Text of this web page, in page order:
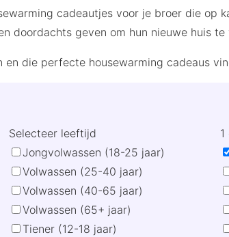
cadeautjes voor je broer die
doordachts geven om hun nieuwe huis te
en die perfecte housewarming cadeaus
Selecteer leeftijd
Jongvolwassen (18-25 jaar)
Volwassen (25-40 jaar)
Volwassen (40-65 jaar)
Volwassen (65+ jaar)
Tiener (12-18 jaar)